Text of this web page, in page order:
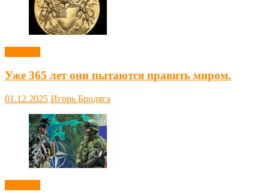
Уже 365 лет они пытаются править миром.
01.12.2025 Игорь Бродяга